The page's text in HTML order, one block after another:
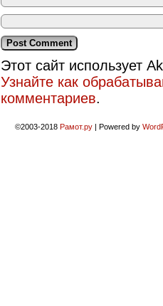
Этот сайт использует
Узнайте как
комментариев.
©2003-2018 Рамот.ру | Powered by